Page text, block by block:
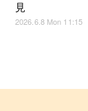
見
2026.6.8 Mon 11:15